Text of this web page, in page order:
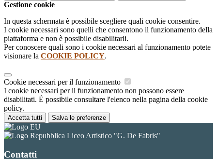
Gestione cookie
In questa schermata è possibile scegliere quali cookie consentire.
I cookie necessari sono quelli che consentono il funzionamento della
piattaforma e non è possibile disabilitarli.
Per conoscere quali sono i cookie necessari al funzionamento potete
visionare la COOKIE POLICY.
Cookie necessari per il funzionamento
I cookie necessari per il funzionamento non possono essere
disabilitati. È possibile consultare l'elenco nella pagina della cookie
policy.
Accetta tutti Salva le preferenze
Liceo Artistico "G. De Fabris"
Contatti